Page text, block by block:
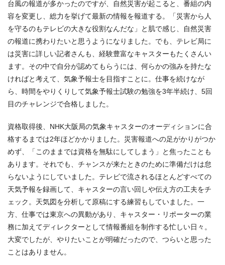
台風の報道が多かったのですが、自然災害が起こると、番組の内
容を変更し、総力を挙げて最新の情報を報道する。「災害から人
を守るのもテレビの大きな役割なんだな」と肌で感じ、自然災害
の報道に携わりたいと思うようになりました。でも、テレビ局に
は災害に詳しい記者さんも、経験豊富なキャスターもたくさんい
ます。その中で自分が認めてもらうには、何らかの強みを持たな
ければと考えて、気象予報士を目指すことに。仕事を続けなが
ら、時間をやりくりして気象予報士試験の勉強を3年半続け、5回
目のチャレンジで合格しました。
資格取得後、NHK大阪局の気象キャスターのオーディションに合
格するまでは2年ほどかかりました。災害報道への足がかりがつか
めず、「このままでは資格を無駄にしてしまう」と焦ったことも
あります。それでも、チャンスが来たときのために準備だけは怠
らないようにしていました。テレビで流されるほとんどすべての
天気予報を録画して、キャスターの言い回しや伝え方の工夫をチ
ェック。天気図を分析して原稿にする練習もしていました。一
方、仕事では東京への異動があり、キャスター・リポーターの業
務に加えてディレクターとして情報番組を制作する忙しい日々。
大変でしたが、やりたいことが明確だったので、つらいと思った
ことはありません。